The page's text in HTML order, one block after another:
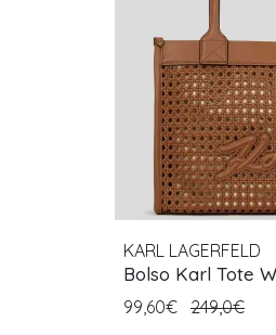
KARL LAGERFELD
Bolso Karl Tote
99,60€ 249,0€